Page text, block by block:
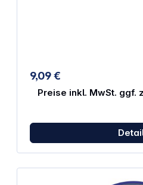
9,09 €
Preise inkl. MwSt. ggf.